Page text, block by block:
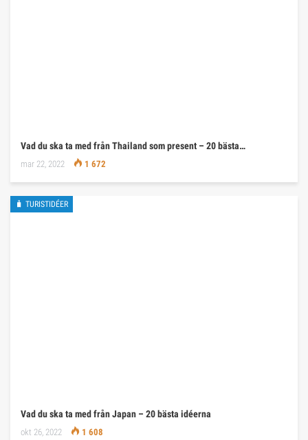
Vad du ska ta med från Thailand som present – 20 bästa…
mar 22, 2022 1 672
🧳 TURISTIDÉER
Vad du ska ta med från Japan – 20 bästa idéerna
okt 26, 2022 1 608